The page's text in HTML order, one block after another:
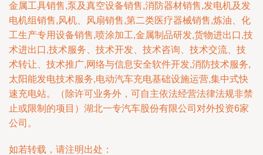
金属工具销售,泵及真空设备销售,消防器材销售,发电机及发
电机组销售,风机、风扇销售,第二类医疗器械销售,炼油、化
工生产专用设备销售,喷涂加工,金属制品研发,货物进出口,技
术进出口,技术服务、技术开发、技术咨询、技术交流、技
术转让、技术推广,网络与信息安全软件开发,消防技术服务,
太阳能发电技术服务,电动汽车充电基础设施运营,集中式快
速充电站。（除许可业务外，可自主依法经营法律法规非禁
止或限制的项目）湖北一专汽车股份有限公司对外投资6家
公司。
如若转载，请注明出处：